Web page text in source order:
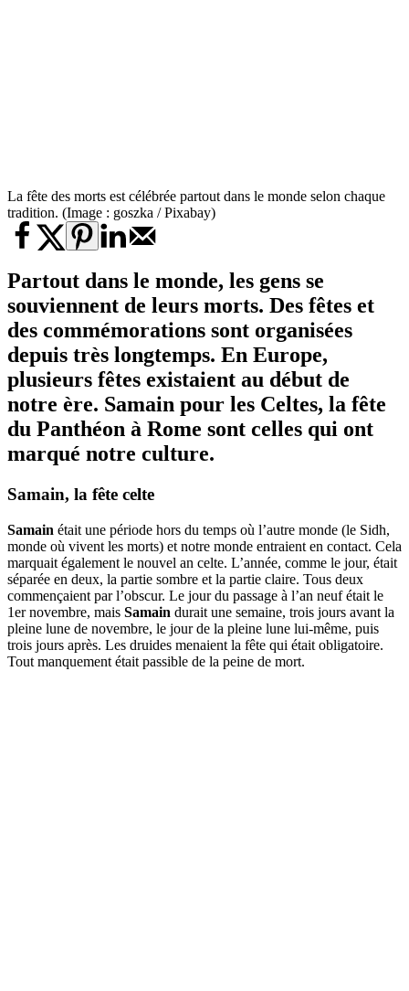
La fête des morts est célébrée partout dans le monde selon chaque
tradition. (Image : goszka / Pixabay)
Partout dans le monde, les gens se
souviennent de leurs morts. Des fêtes et
des commémorations sont organisées
depuis très longtemps. En Europe,
plusieurs fêtes existaient au début de
notre ère. Samain pour les Celtes, la fête
du Panthéon à Rome sont celles qui ont
marqué notre culture.
Samain, la fête celte
Samain était une période hors du temps où l’autre monde (le Sidh,
monde où vivent les morts) et notre monde entraient en contact. Cela
marquait également le nouvel an celte. L’année, comme le jour, était
séparée en deux, la partie sombre et la partie claire. Tous deux
commençaient par l’obscur. Le jour du passage à l’an neuf était le
1er novembre, mais Samain durait une semaine, trois jours avant la
pleine lune de novembre, le jour de la pleine lune lui-même, puis
trois jours après. Les druides menaient la fête qui était obligatoire.
Tout manquement était passible de la peine de mort.